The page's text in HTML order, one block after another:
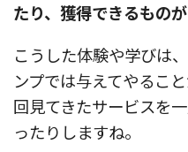
たり、獲得できるもの
こうした体験や学びは
ンプでは与えてやるこ
回見てきたサービスを
ったりしますね。